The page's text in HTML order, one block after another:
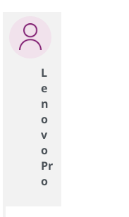
L
e
n
o
v
o
Pr
o